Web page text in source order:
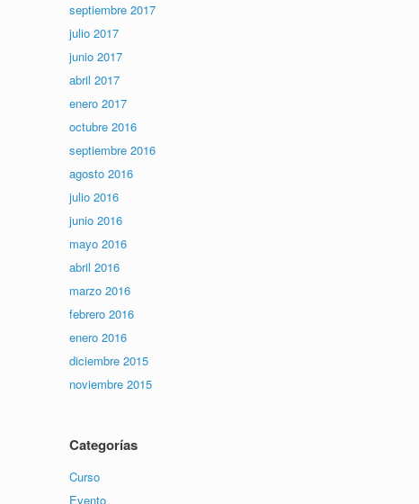
septiembre 2017
julio 2017
junio 2017
abril 2017
enero 2017
octubre 2016
septiembre 2016
agosto 2016
julio 2016
junio 2016
mayo 2016
abril 2016
marzo 2016
febrero 2016
enero 2016
diciembre 2015
noviembre 2015
Categorías
Curso
Evento